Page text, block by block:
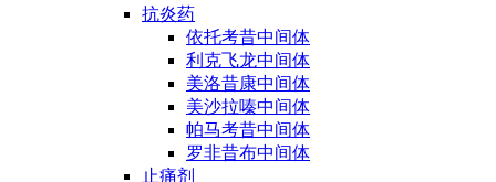
抗炎药
依托考昔中间体
利克飞龙中间体
美洛昔康中间体
美沙拉嗪中间体
帕马考昔中间体
罗非昔布中间体
止痛剂